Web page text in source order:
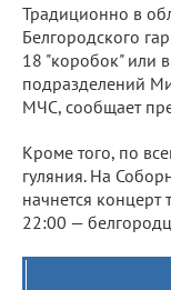
Традиционно в
Белгородского
18 "коробок" или
подразделений
МЧС, сообщает
Кроме того, по
гуляния. На
начнется концерт
22:00 —